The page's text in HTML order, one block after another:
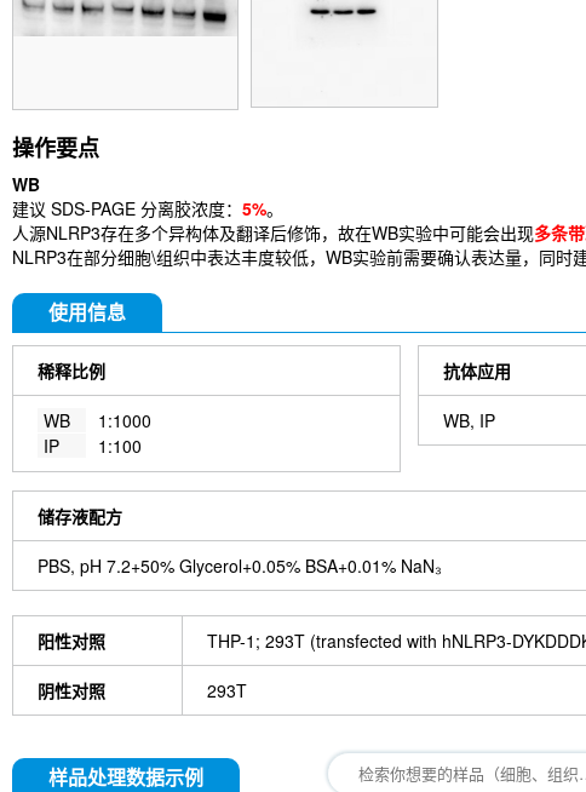
操作要点
WB
建议 SDS-PAGE 分离胶浓度： 5%。
人源NLRP3存在多个异构体及翻译后修饰，故在WB实验中可能会出现多条
NLRP3在部分细胞\组织中表达丰度较低，WB实验前需要确认表达量，同时
使用信息
稀释比例
WB
1:1000
IP
1:100
抗体应用
WB, IP
储存液配方
PBS, pH 7.2+50% Glycerol+0.05% BSA+0.01% NaN₃
阳性对照 THP-1; 293T (transfected with hNLRP3-
阴性对照 293T
样品处理数据示例